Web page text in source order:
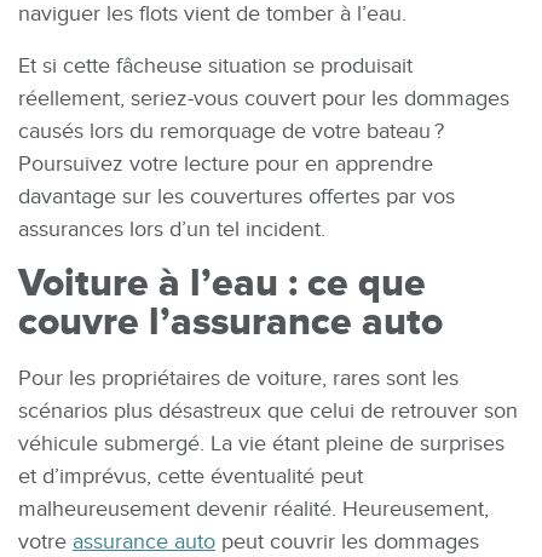
naviguer les flots vient de tomber à l’eau.
Et si cette fâcheuse situation se produisait
réellement, seriez-vous couvert pour les dommages
causés lors du remorquage de votre bateau ?
Poursuivez votre lecture pour en apprendre
davantage sur les couvertures offertes par vos
assurances lors d’un tel incident.
Voiture à l’eau : ce que
couvre l’assurance auto
Pour les propriétaires de voiture, rares sont les
scénarios plus désastreux que celui de retrouver son
véhicule submergé. La vie étant pleine de surprises
et d’imprévus, cette éventualité peut
malheureusement devenir réalité. Heureusement,
votre assurance auto peut couvrir les dommages